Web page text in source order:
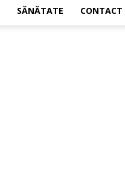
SĂNĂTATE CONTACT